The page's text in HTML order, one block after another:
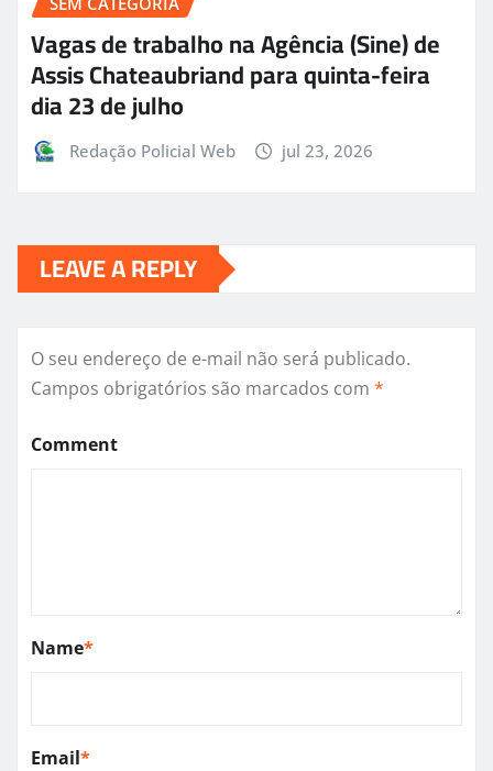
Vagas de trabalho na Agência (Sine) de
Assis Chateaubriand para quinta-feira
dia 23 de julho
Redação Policial Web jul 23, 2026
LEAVE A REPLY
O seu endereço de e-mail não será publicado.
Campos obrigatórios são marcados com *
Comment
Name*
Email*